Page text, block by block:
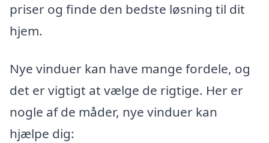
priser og finde den bedste løsning til dit
hjem.
Nye vinduer kan have mange fordele, og
det er vigtigt at vælge de rigtige. Her er
nogle af de måder, nye vinduer kan
hjælpe dig: